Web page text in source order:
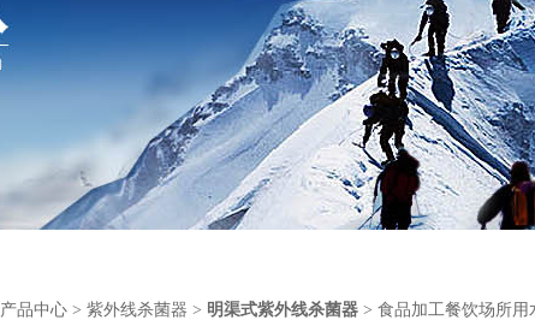
产品中心 > 紫外线杀菌器 > 明渠式紫外线杀菌器 > 食品加工餐饮场所用